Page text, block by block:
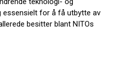
for å få utbytte av
besitter blant NITOs